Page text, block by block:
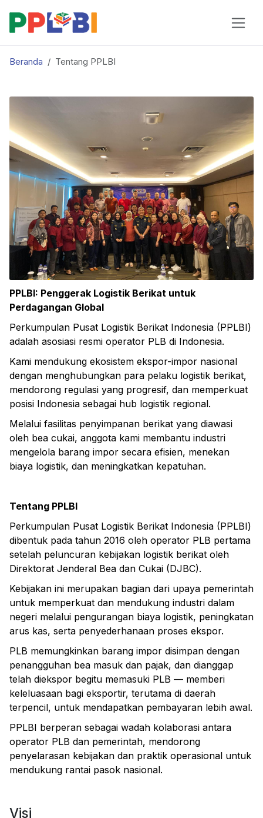
Beranda Tentang PPLBI
PPLBI: Penggerak Logistik Berikat untuk
Perdagangan Global
Perkumpulan Pusat Logistik Berikat Indonesia (PPLBI)
adalah asosiasi resmi operator PLB di Indonesia.
Kami mendukung ekosistem ekspor-impor nasional
dengan menghubungkan para pelaku logistik berikat,
mendorong regulasi yang progresif, dan memperkuat
posisi Indonesia sebagai hub logistik regional.
Melalui fasilitas penyimpanan berikat yang diawasi
oleh bea cukai, anggota kami membantu industri
mengelola barang impor secara efisien, menekan
biaya logistik, dan meningkatkan kepatuhan.
Tentang PPLBI
Perkumpulan Pusat Logistik Berikat Indonesia (PPLBI)
dibentuk pada tahun 2016 oleh operator PLB pertama
setelah peluncuran kebijakan logistik berikat oleh
Direktorat Jenderal Bea dan Cukai (DJBC).
Kebijakan ini merupakan bagian dari upaya pemerintah
untuk memperkuat dan mendukung industri dalam
negeri melalui pengurangan biaya logistik, peningkatan
arus kas, serta penyederhanaan proses ekspor.
PLB memungkinkan barang impor disimpan dengan
penangguhan bea masuk dan pajak, dan dianggap
telah diekspor begitu memasuki PLB — memberi
keleluasaan bagi eksportir, terutama di daerah
terpencil, untuk mendapatkan pembayaran lebih awal.
PPLBI berperan sebagai wadah kolaborasi antara
operator PLB dan pemerintah, mendorong
penyelarasan kebijakan dan praktik operasional untuk
mendukung rantai pasok nasional.
Visi